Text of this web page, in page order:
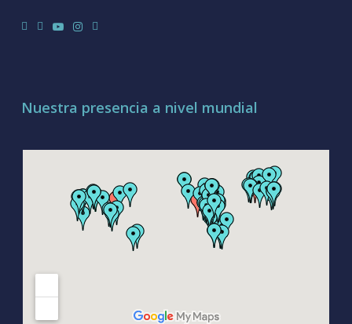
facebook
linkedin
youtubeinstagram
tiktok
Nuestra presencia a nivel mundial